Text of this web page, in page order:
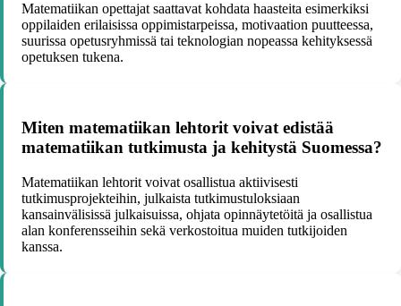
Matematiikan opettajat saattavat kohdata haasteita esimerkiksi
oppilaiden erilaisissa oppimistarpeissa, motivaation puutteessa,
suurissa opetusryhmissä tai teknologian nopeassa kehityksessä
opetuksen tukena.
Miten matematiikan lehtorit voivat edistää
matematiikan tutkimusta ja kehitystä Suomessa?
Matematiikan lehtorit voivat osallistua aktiivisesti
tutkimusprojekteihin, julkaista tutkimustuloksiaan
kansainvälisissä julkaisuissa, ohjata opinnäytetöitä ja osallistua
alan konferensseihin sekä verkostoitua muiden tutkijoiden
kanssa.